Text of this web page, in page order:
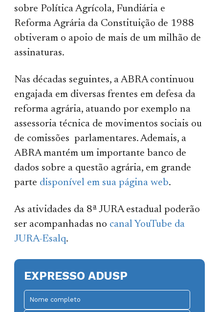
sobre Política Agrícola, Fundiária e
Reforma Agrária da Constituição de 1988
obtiveram o apoio de mais de um milhão de
assinaturas.
Nas décadas seguintes, a ABRA continuou
engajada em diversas frentes em defesa da
reforma agrária, atuando por exemplo na
assessoria técnica de movimentos sociais ou
de comissões parlamentares. Ademais, a
ABRA mantém um importante banco de
dados sobre a questão agrária, em grande
parte disponível em sua página web.
As atividades da 8ª JURA estadual poderão
ser acompanhadas no canal YouTube da
JURA-Esalq.
EXPRESSO ADUSP